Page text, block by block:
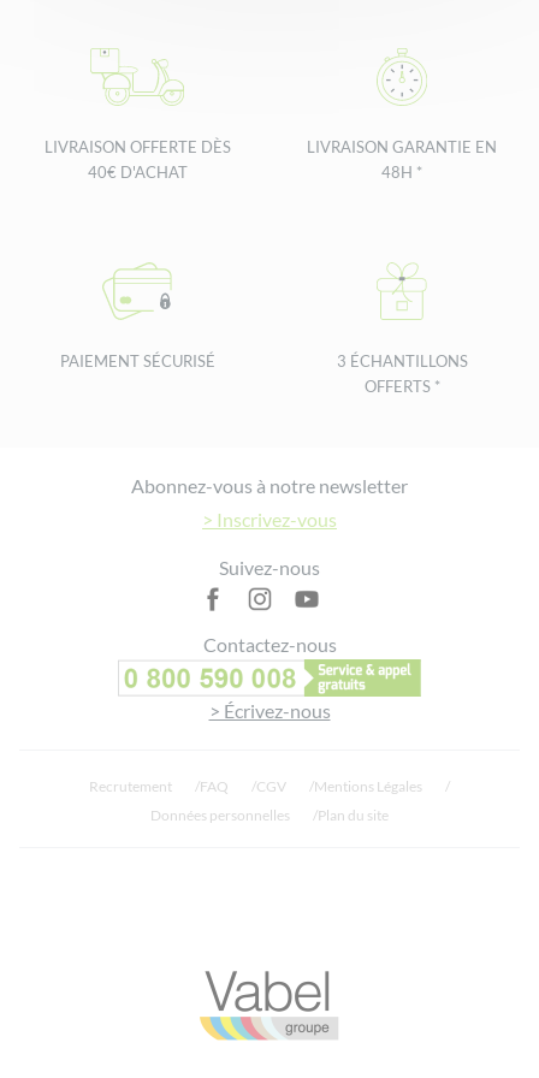
LIVRAISON OFFERTE DÈS
40€ D'ACHAT
LIVRAISON GARANTIE EN
48H *
PAIEMENT SÉCURISÉ
3 ÉCHANTILLONS
OFFERTS *
Abonnez-vous à notre newsletter
> Inscrivez-vous
Suivez-nous
Contactez-nous
> Écrivez-nous
Recrutement FAQ CGV
Mentions Légales
Données personnelles
Plan du site